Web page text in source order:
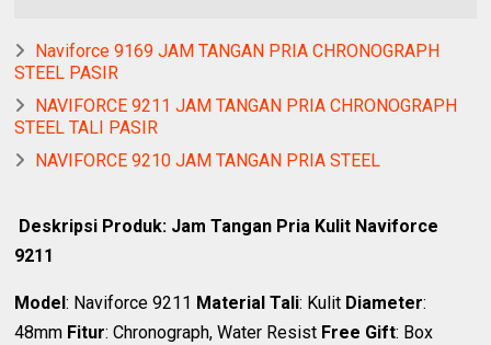
Naviforce 9169 JAM TANGAN PRIA CHRONOGRAPH
STEEL PASIR
NAVIFORCE 9211 JAM TANGAN PRIA CHRONOGRAPH
STEEL TALI PASIR
NAVIFORCE 9210 JAM TANGAN PRIA STEEL
Deskripsi Produk: Jam Tangan Pria Kulit Naviforce
9211
Model: Naviforce 9211 Material Tali: Kulit Diameter:
48mm Fitur: Chronograph, Water Resist Free Gift: Box